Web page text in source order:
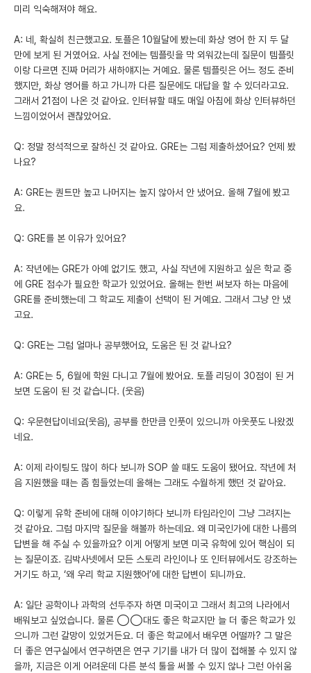
미리 익숙해져야 해요.
A: 네, 확실히 친근했고요. 토플은 10월달에 봤는데 화상 영어 한 지 두 달
만에 보게 된 거였어요. 사실 전에는 템플릿을 막 외워갔는데 질문이 템플릿
이랑 다르면 진짜 머리가 새하얘지는 거예요. 물론 템플릿은 어느 정도 준비
했지만, 화상 영어를 하고 가니까 다른 질문에도 대답을 할 수 있더라고요.
그래서 21점이 나온 것 같아요. 인터뷰할 때도 매일 아침에 화상 인터뷰하던
느낌이었어서 괜찮았어요.
Q: 정말 정석적으로 잘하신 것 같아요. GRE는 그럼 제출하셨어요? 언제 봤
나요?
A: GRE는 퀀트만 높고 나머지는 높지 않아서 안 냈어요. 올해 7월에 봤고
요.
Q: GRE를 본 이유가 있어요?
A: 작년에는 GRE가 아예 없기도 했고, 사실 작년에 지원하고 싶은 학교 중
에 GRE 점수가 필요한 학교가 있었어요. 올해는 한번 써보자 하는 마음에
GRE를 준비했는데 그 학교도 제출이 선택이 된 거예요. 그래서 그냥 안 냈
고요.
Q: GRE는 그럼 얼마나 공부했어요, 도움은 된 것 같나요?
A: GRE는 5, 6월에 학원 다니고 7월에 봤어요. 토플 리딩이 30점이 된 거
보면 도움이 된 것 같습니다. (웃음)
Q: 우문현답이네요(웃음), 공부를 한만큼 인풋이 있으니까 아웃풋도 나왔겠
네요.
A: 이제 라이팅도 많이 하다 보니까 SOP 쓸 때도 도움이 됐어요. 작년에 처
음 지원했을 때는 좀 힘들었는데 올해는 그래도 수월하게 했던 것 같아요.
Q: 이렇게 유학 준비에 대해 이야기하다 보니까 타임라인이 그냥 그려지는
것 같아요. 그럼 마지막 질문을 해볼까 하는데요. 왜 미국인가에 대한 나름의
답변을 해 주실 수 있을까요? 이게 어떻게 보면 미국 유학에 있어 핵심이 되
는 질문이죠. 김박사넷에서 모든 스토리 라인이나 또 인터뷰에서도 강조하는
거기도 하고, ‘왜 우리 학교 지원했어’에 대한 답변이 되니까요.
A: 일단 공학이나 과학의 선두주자 하면 미국이고 그래서 최고의 나라에서
배워보고 싶었습니다. 물론 ◯◯대도 좋은 학교지만 늘 더 좋은 학교가 있
으니까 그런 갈망이 있었거든요. 더 좋은 학교에서 배우면 어떨까? 그 말은
더 좋은 연구실에서 연구하면은 연구 기기를 내가 더 많이 접해볼 수 있지 않
을까, 지금은 이게 어려운데 다른 분석 툴을 써볼 수 있지 않나 그런 아쉬움